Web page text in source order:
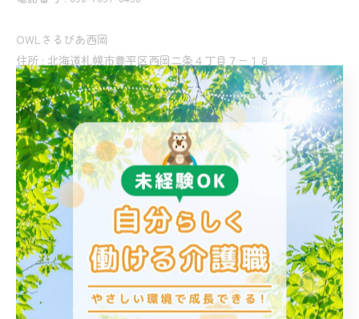
OWLさるびあ西岡
住所 : 北海道札幌市豊平区西岡二条４丁目７−１８
電話番号 : 011-827-1191
OWLさるびあ中の島
住所 : 北海道札幌市豊平区
中の島二条 ２丁目１－２０エスポアールハイツ
電話番号 : 070-6998-6679
OWLさるびあ福住
住所 : 北海道札幌市豊平区西岡５条１丁目２−８
電話番号 : 090-1815-9813
札幌市の障がい者グループホーム OWLさるびあで求人